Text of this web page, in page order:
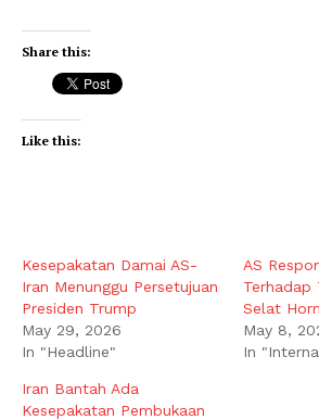
Share this:
Like this:
Kesepakatan Damai AS-
Iran Menunggu Persetujuan
Presiden Trump
May 29, 2026
In "Headline"
AS
Terhadap
Selat
May 8,
In
Iran Bantah Ada
Kesepakatan Pembukaan